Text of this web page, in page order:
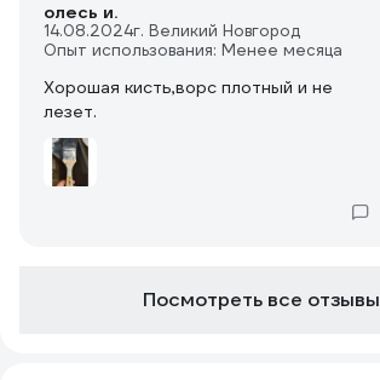
олесь и.
14.08.2024г. Великий Новгород
Опыт использования: Менее месяца
Хорошая кисть,ворс плотный и не
лезет.
Посмотреть все отзывы